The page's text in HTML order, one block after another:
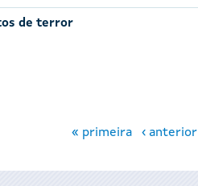
de terror
« primeira ‹ anterior